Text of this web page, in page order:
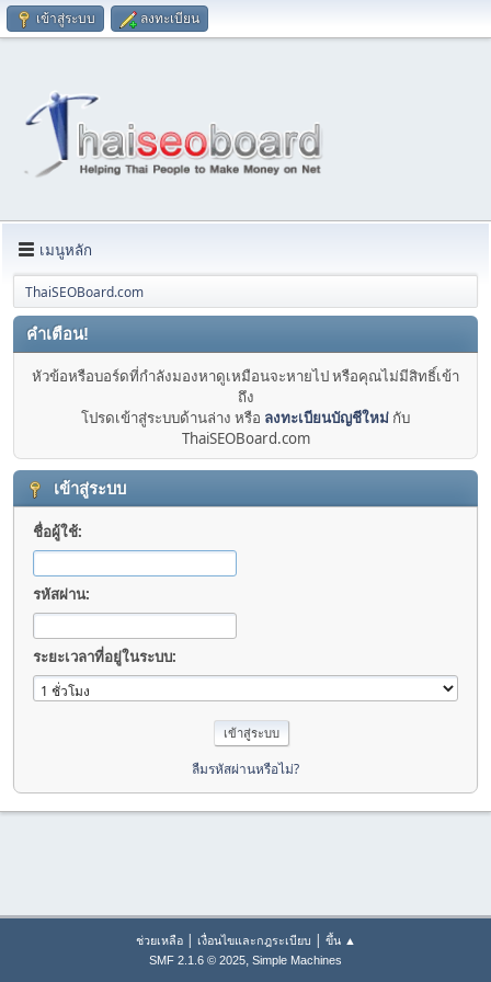
เข้าสู่ระบบ ลงทะเบียน
เมนูหลัก
ThaiSEOBoard.com
คำเตือน!
หัวข้อหรือบอร์ดที่กำลังมองหาดูเหมือนจะหายไป หรือคุณไม่มีสิทธิ์เข้า
ถึง
โปรดเข้าสู่ระบบด้านล่าง หรือ ลงทะเบียนบัญชีใหม่ กับ
ThaiSEOBoard.com
เข้าสู่ระบบ
ชื่อผู้ใช้:
รหัสผ่าน:
ระยะเวลาที่อยู่ในระบบ:
ลืมรหัสผ่านหรือไม่?
ช่วยเหลือ| เงื่อนไขและกฎระเบียบ | ขึ้น ▲
SMF 2.1.6 © 2025, Simple Machines